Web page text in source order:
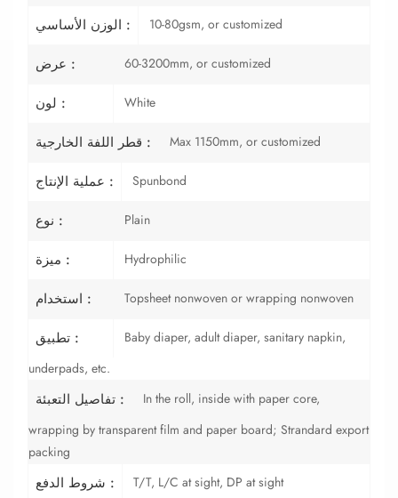
الوزن الأساسي : 10-80gsm, or customized
عرض : 60-3200mm, or customized
لون : White
قطر اللفة الخارجية : Max 1150mm, or customized
عملية الإنتاج : Spunbond
نوع : Plain
ميزة : Hydrophilic
استخدام : Topsheet nonwoven or wrapping nonwoven
تطبيق :
Baby diaper, adult diaper, sanitary napkin,
underpads, etc.
تفاصيل التعبئة :
In the roll, inside with paper core,
wrapping by transparent film and paper board; Strandard export
packing
شروط الدفع : T/T, L/C at sight, DP at sight